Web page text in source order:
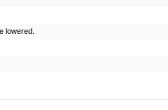
lowered.